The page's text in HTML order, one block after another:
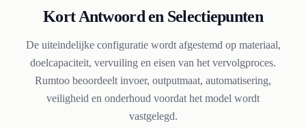
Kort Antwoord en Selectiepunten
De uiteindelijke configuratie wordt afgestemd op materiaal,
doelcapaciteit, vervuiling en eisen van het vervolgproces.
Rumtoo beoordeelt invoer, outputmaat, automatisering,
veiligheid en onderhoud voordat het model wordt
vastgelegd.